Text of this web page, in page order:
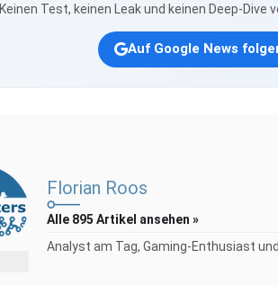
Keinen Test, keinen Leak und keinen Deep-
Auf Google News
Florian Roos
Alle 895 Artikel ansehen »
Analyst am Tag, Gaming-Enthusiast und